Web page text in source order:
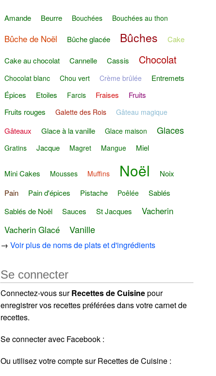
Amande Beurre Bouchées Bouchées au thon
Bûche de Noël Bûche glacée Bûches Cake
Cake au chocolat Cannelle Cassis Chocolat
Chocolat blanc Chou vert Crème brûlée
Entremets
Épices
Etoiles Farcis Fraises
Fruits
Fruits rouges
Galette des Rois Gâteau magique
Gâteaux Glace à la vanille Glace maison Glaces
Gratins Jacque Magret Mangue Miel
Mini Cakes Mousses Muffins Noël
Noix
Pain
Pain d'épices Pistache Poêlée
Sablés
Sablés de Noël
Sauces St Jacques
Vacherin
Vacherin Glacé
Vanille
→Voir plus de noms de plats et d'ingrédients
Se connecter
Connectez-vous surRecettes de Cuisinepour
enregistrer vos recettes préférées dans votre carnet de
recettes.
Se connecter avec Facebook :
Ou utilisez votre compte sur Recettes de Cuisine :